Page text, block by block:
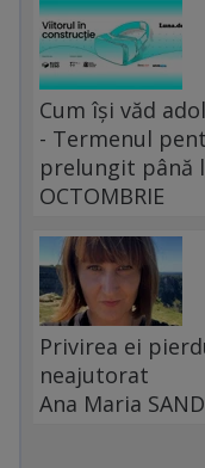
Cum își văd
- Termenul
prelungit până
OCTOMBRIE
Privirea ei
neajutorat
Ana Maria